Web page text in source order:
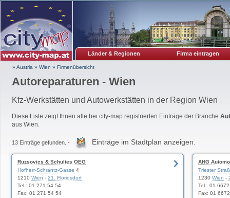
Länder & Regionen Firma eintragen
» Austria » Wien » Firmenübersicht
Autoreparaturen - Wien
Kfz-Werkstätten und Autowerkstätten in der Region Wien
Diese Liste zeigt Ihnen alle bei city-map registrierten Einträge der Branche
aus Wien.
13 Einträge gefunden. - Einträge im Stadtplan anzeigen.
Ruzsovics & Schultes OEG
Hofherr-Schrantz-Gasse 4
1210 Wien - 21. Floridsdorf
Tel.: 01 271 54 54
Fax: 01 271 54 54
AHG
Triester
1230 Wien -
Tel.: 01
Fax: 01